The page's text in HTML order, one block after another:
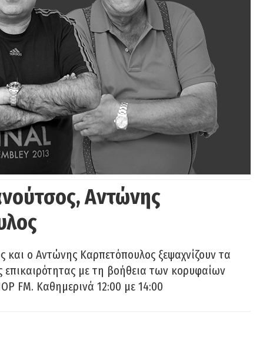
Αντώνης
ο Αντώνης Καρπετόπουλος ξεψαχνίζουν τα
με τη βοήθεια των κορυφαίων
FM. Καθημερινά 12:00 με 14:00